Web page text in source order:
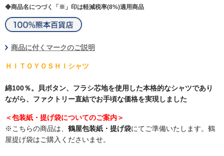
◆商品名につづく「※」印は軽減税率(8%)適用商品
商品に付くマークのご説明
ＨＩＴＯＹＯＳＨＩシャツ
綿100％。貝ボタン、フラシ芯地を使用した本格的なシャツであり
ながら、ファクトリー直結でお手頃な価格を実現しました
＜包装紙・提げ袋についてのご案内＞
※こちらの商品は、 鶴屋包装紙・提げ袋にてご準備いたします。鶴
屋提げ袋はご購入くださいませ。